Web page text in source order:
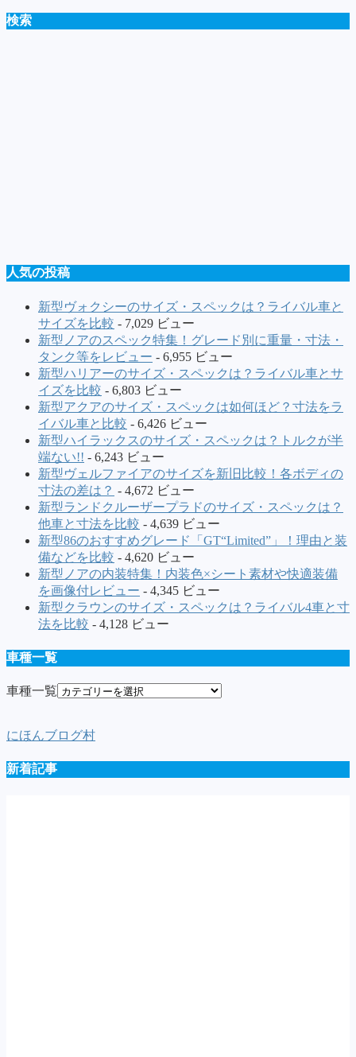
検索
人気の投稿
新型ヴォクシーのサイズ・スペックは？ライバル車と
サイズを比較 - 7,029 ビュー
新型ノアのスペック特集！グレード別に重量・寸法・
タンク等をレビュー - 6,955 ビュー
新型ハリアーのサイズ・スペックは？ライバル車とサ
イズを比較 - 6,803 ビュー
新型アクアのサイズ・スペックは如何ほど？寸法をラ
イバル車と比較 - 6,426 ビュー
新型ハイラックスのサイズ・スペックは？トルクが半
端ない!! - 6,243 ビュー
新型ヴェルファイアのサイズを新旧比較！各ボディの
寸法の差は？ - 4,672 ビュー
新型ランドクルーザープラドのサイズ・スペックは？
他車と寸法を比較 - 4,639 ビュー
新型86のおすすめグレード「GT“Limited”」！理由と装
備などを比較 - 4,620 ビュー
新型ノアの内装特集！内装色×シート素材や快適装備
を画像付レビュー - 4,345 ビュー
新型クラウンのサイズ・スペックは？ライバル4車と寸
法を比較 - 4,128 ビュー
車種一覧
車種一覧
にほんブログ村
新着記事